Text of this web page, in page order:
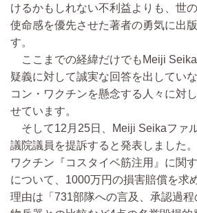
けるかもしれない不利益よりも、世
使命感を優先させた著者の勇気に出
す。
ここまでの経緯だけでもMeiji
疑義に対して誠実な回答を出してい
コン・ワクチンを懸念する人々に対
せています。
そして12月25日、Meiji Seikaファ
議院議員を提訴すると発表しました
ワクチン『コスタイベ筋注用』に関
について、1000万円の損害賠償を求
理由は「731部隊への言及、承認過